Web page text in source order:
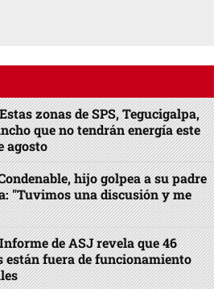
Estas zonas de SPS, Tegucigalpa,
que no tendrán energía este
agosto
hijo golpea a su padre
"Tuvimos una discusión y me
Informe de ASJ revela que 46
están fuera de funcionamiento